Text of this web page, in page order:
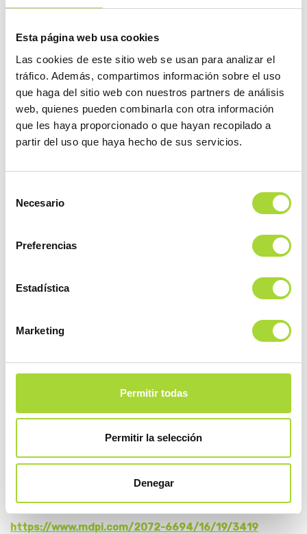
Esta página web usa cookies
Las cookies de este sitio web se usan para analizar el
tráfico. Además, compartimos información sobre el uso
que haga del sitio web con nuestros partners de análisis
web, quienes pueden combinarla con otra información
que les haya proporcionado o que hayan recopilado a
partir del uso que haya hecho de sus servicios.
Necesario
Preferencias
Estadística
Marketing
Permitir todas
Permitir la selección
Denegar
v=57ryLJhNbIM&t=1875s
4
Artículo científico
La importancia de los datos del mundo real
en la evaluación de la seguridad de los
biosimilares: Un estudio descriptivo de la
práctica clínica en una población
El artículo demuestra, gracias a datos de práctica clínica real,
la seguridad del uso de los biosimilares, centrándose en el
enfermedades oncohematológicas, como el linfoma no
incluyó a 505 pacientes, analizó tanto el uso de rituximab de
específicamente la seguridad del intercambio entre el
diferentes biosimilares. Los hallazgos sugieren que estos
de reacciones adversas. Por tanto, el estudio respalda la
seguridad de los biosimilares de rituximab y sugiere que su
uso puede ayudar a reducir costes sin comprometer la
seguridad de los pacientes en patologías
CANCERS
https://www.mdpi.com/2072-6694/16/19/3419